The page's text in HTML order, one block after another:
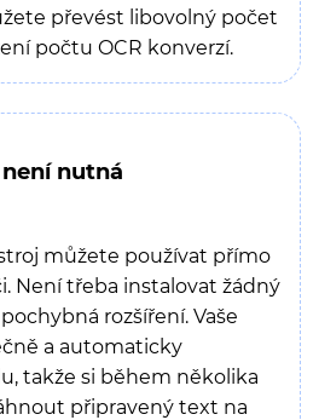
převést libovolný počet
počtu OCR konverzí.
nutná
můžete používat přímo
Není třeba instalovat žádný
rozšíření. Vaše
a automaticky
takže si během několika
připravený text na